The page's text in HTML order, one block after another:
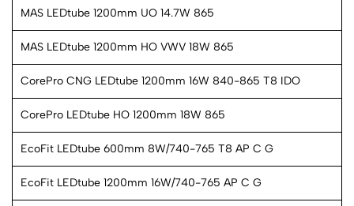
MAS LEDtube 1200mm UO 14.7W 865
MAS LEDtube 1200mm HO VWV 18W 865
CorePro CNG LEDtube 1200mm 16W 840-865 T8 IDO
CorePro LEDtube HO 1200mm 18W 865
EcoFit LEDtube 600mm 8W/740-765 T8 AP C G
EcoFit LEDtube 1200mm 16W/740-765 AP C G